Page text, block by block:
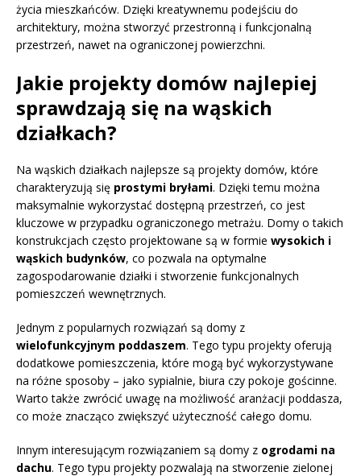
życia mieszkańców. Dzięki kreatywnemu podejściu do
architektury, można stworzyć przestronną i funkcjonalną
przestrzeń, nawet na ograniczonej powierzchni.
Jakie projekty domów najlepiej
sprawdzają się na wąskich
działkach?
Na wąskich działkach najlepsze są projekty domów, które
charakteryzują się prostymi bryłami. Dzięki temu można
maksymalnie wykorzystać dostępną przestrzeń, co jest
kluczowe w przypadku ograniczonego metrażu. Domy o takich
konstrukcjach często projektowane są w formie wysokich i
wąskich budynków, co pozwala na optymalne
zagospodarowanie działki i stworzenie funkcjonalnych
pomieszczeń wewnętrznych.
Jednym z popularnych rozwiązań są domy z
wielofunkcyjnym poddaszem. Tego typu projekty oferują
dodatkowe pomieszczenia, które mogą być wykorzystywane
na różne sposoby – jako sypialnie, biura czy pokoje gościnne.
Warto także zwrócić uwagę na możliwość aranżacji poddasza,
co może znacząco zwiększyć użyteczność całego domu.
Innym interesującym rozwiązaniem są domy z ogrodami na
dachu. Tego typu projekty pozwalają na stworzenie zielonej